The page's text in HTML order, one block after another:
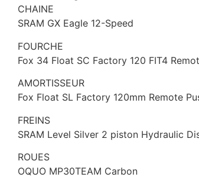
CHAINE
SRAM GX Eagle 12-Speed
FOURCHE
Fox 34 Float SC Factory 120 FIT4
AMORTISSEUR
Fox Float SL Factory 120mm Remote
FREINS
SRAM Level Silver 2 piston Hydraulic
ROUES
OQUO MP30TEAM Carbon